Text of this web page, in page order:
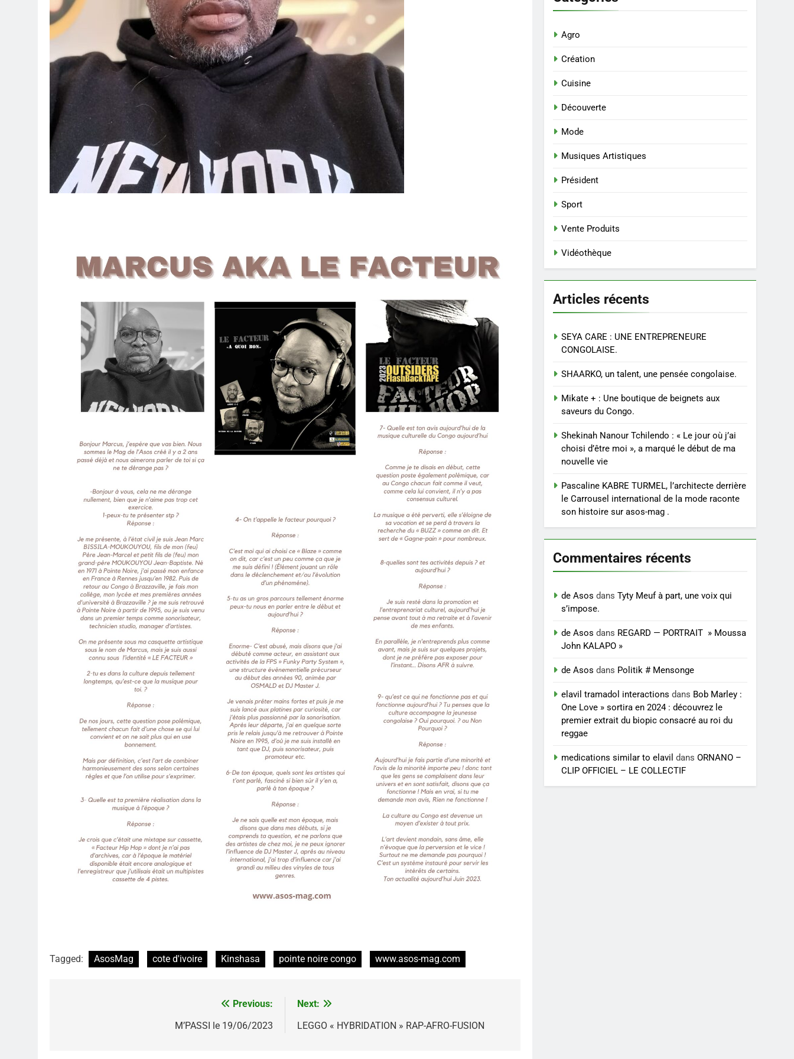
Tagged: AsosMag cote d'ivoire Kinshasa pointe noire congo www.asos-mag.com
Previous:
M’PASSI le 19/06/2023
Next:
LEGGO « HYBRIDATION » RAP-AFRO-FUSION
Agro
Création
Cuisine
Découverte
Mode
Musiques Artistiques
Président
Sport
Vente Produits
Vidéothèque
Articles récents
SEYA CARE : UNE ENTREPRENEURE
CONGOLAISE.
SHAARKO, un talent, une pensée congolaise.
Mikate + : Une boutique de beignets aux
saveurs du Congo.
Shekinah Nanour Tchilendo : « Le jour où j’ai
choisi d’être moi », a marqué le début de ma
nouvelle vie
Pascaline KABRE TURMEL, l’architecte derrière
le Carrousel international de la mode raconte
son histoire sur asos-mag .
Commentaires récents
de Asos dansTyty Meuf à part, une voix qui
s’impose.
de Asos dans REGARD — PORTRAIT » Moussa
John KALAPO »
de Asos dans Politik # Mensonge
elavil tramadol interactions dans Bob Marley :
One Love » sortira en 2024 : découvrez le
premier extrait du biopic consacré au roi du
reggae
medications similar to elavil dansORNANO –
CLIP OFFICIEL – LE COLLECTIF